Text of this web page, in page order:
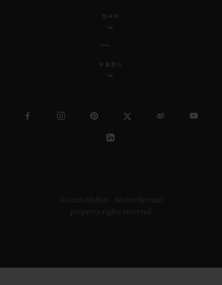
한국어
뉴질랜드
© 2026 Hublot - All intellectual
property rights reserved